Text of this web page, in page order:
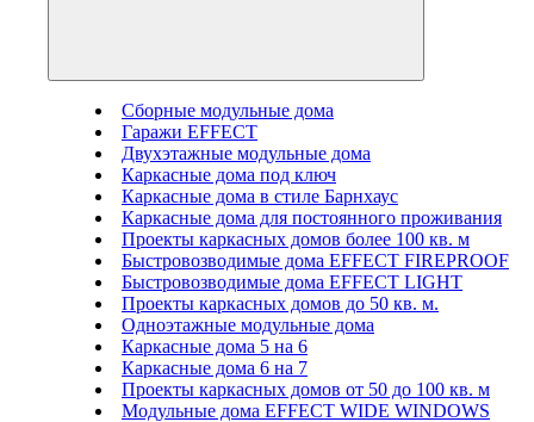
Сборные модульные дома
Гаражи EFFECT
Двухэтажные модульные дома
Каркасные дома под ключ
Каркасные дома в стиле Барнхаус
Каркасные дома для постоянного проживания
Проекты каркасных домов более 100 кв. м
Быстровозводимые дома EFFECT FIREPROOF
Быстровозводимые дома EFFECT LIGHT
Проекты каркасных домов до 50 кв. м.
Одноэтажные модульные дома
Каркасные дома 5 на 6
Каркасные дома 6 на 7
Проекты каркасных домов от 50 до 100 кв. м
Модульные дома EFFECT WIDE WINDOWS